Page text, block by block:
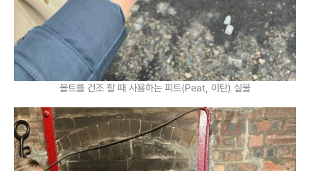
몰트를 건조 할 때 사용하는 피트(Peat, 이탄) 실물